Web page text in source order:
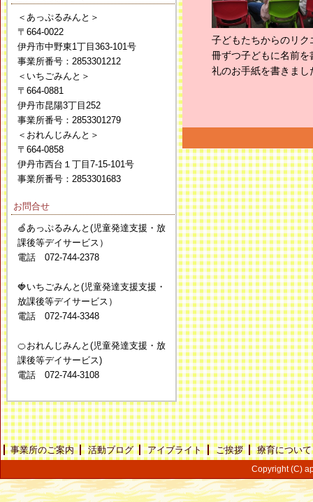
子どもたちからのリ
冊ずつ子どもに名前
礼のお手紙を書きま
＜あっぷるみんと＞
〒664-0022
伊丹市中野東1丁目363-101号
事業所番号：2853301212
＜いちごみんと＞
〒664-0881
伊丹市昆陽3丁目252
事業所番号：2853301279
＜おれんじみんと＞
〒664-0858
伊丹市西台１丁目7-15-101号
事業所番号：2853301683
お問合せ
🍏あっぷるみんと(児童発達支援・放
課後等デイサービス）
電話 072-744-2378
🍓いちごみんと(児童発達支援支援・
放課後等デイサービス）
電話 072-744-3348
🍊おれんじみんと(児童発達支援・放
課後等デイサービス)
電話 072-744-3108
事業所のご案内 活動ブログ アイブライト ご挨拶 療育について
Copyright (C)